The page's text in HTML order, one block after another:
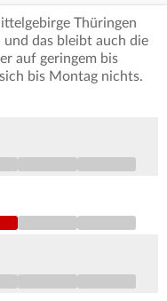
Thüringen
das bleibt auch die
auf geringem bis
bis Montag nichts.